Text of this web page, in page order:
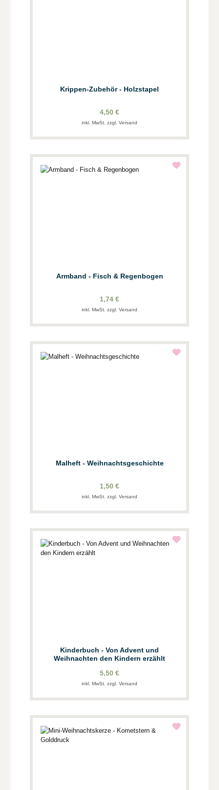
Krippen-Zubehör - Holzstapel
4,50 €
inkl. MwSt. zzgl. Versand
Armband - Fisch & Regenbogen
1,74 €
inkl. MwSt. zzgl. Versand
Malheft - Weihnachtsgeschichte
1,50 €
inkl. MwSt. zzgl. Versand
Kinderbuch - Von Advent und
Weihnachten den Kindern erzählt
5,50 €
inkl. MwSt. zzgl. Versand